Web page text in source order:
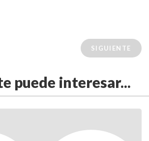
SIGUIENTE
puede interesar...